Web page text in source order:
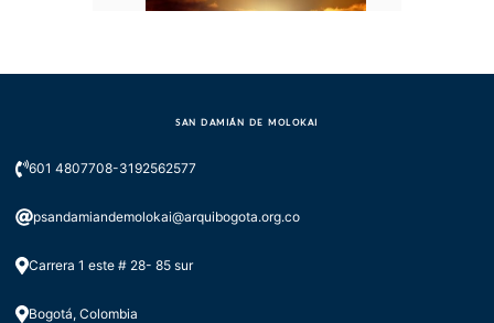
Viernes Santo 15 de abril 3p.m.
SAN DAMIÁN DE MOLOKAI
601 4807708-3192562577
psandamiandemolokai@arquibogota.org.co
Carrera 1 este # 28- 85 sur
Bogotá, Colombia